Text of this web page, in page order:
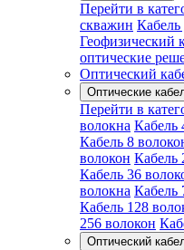
Перейти в
скважин Кабель
Геофизический
оптические
Оптический
Оптические
Перейти в
волокна Кабель
Кабель 8
волокон Кабель
Кабель 36
волокна Кабель
Кабель 128
256 волокон
Оптический